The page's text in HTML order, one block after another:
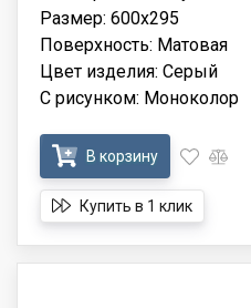
Размер: 600x295
Поверхность: Матовая
Цвет изделия: Серый
С рисунком: Моноколор
В корзину
Купить в 1 клик